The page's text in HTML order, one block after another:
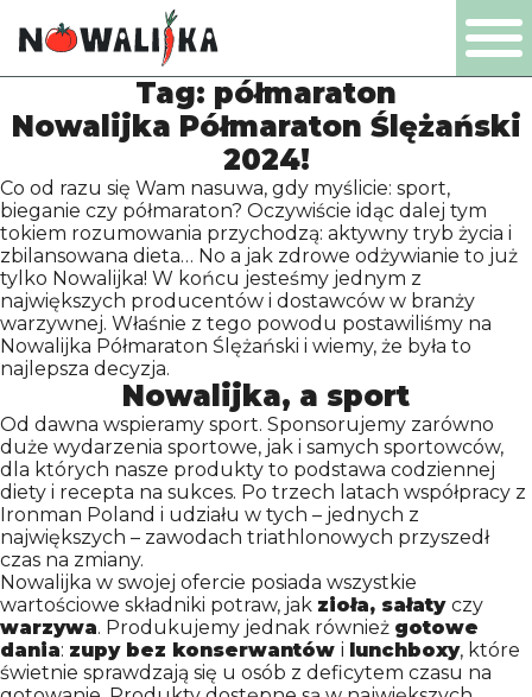
PL EN DE NL
PRODUCTS
COMPANY
CERTIFICATES
PRODUCTION
CONTACT
Tag: półmaraton
Nowalijka Półmaraton Ślężański
2024!
Co od razu się Wam nasuwa, gdy myślicie: sport,
bieganie czy półmaraton? Oczywiście idąc dalej tym
tokiem rozumowania przychodzą: aktywny tryb życia i
zbilansowana dieta… No a jak zdrowe odżywianie to już
tylko Nowalijka! W końcu jesteśmy jednym z
największych producentów i dostawców w branży
warzywnej. Właśnie z tego powodu postawiliśmy na
Nowalijka Półmaraton Ślężański i wiemy, że była to
najlepsza decyzja.
Nowalijka, a sport
Od dawna wspieramy sport. Sponsorujemy zarówno
duże wydarzenia sportowe, jak i samych sportowców,
dla których nasze produkty to podstawa codziennej
diety i recepta na sukces. Po trzech latach współpracy z
Ironman Poland i udziału w tych – jednych z
największych – zawodach triathlonowych przyszedł
czas na zmiany.
Nowalijka w swojej ofercie posiada wszystkie
wartościowe składniki potraw, jak zioła, sałaty czy
warzywa. Produkujemy jednak również gotowe
dania: zupy bez konserwantów i lunchboxy, które
świetnie sprawdzają się u osób z deficytem czasu na